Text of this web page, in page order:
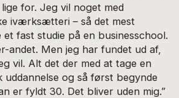
for. Jeg vil noget med
iværksætteri – så det mest
fast studie på en businesschool.
andet. Men jeg har fundet ud af,
vil. Alt det der med at tage en
uddannelse og så først begynde
er fyldt 30. Det bliver uden mig.”